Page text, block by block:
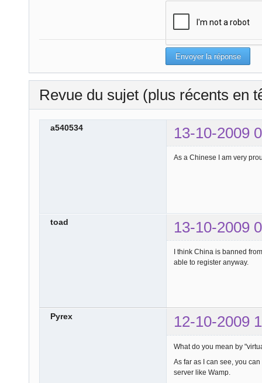
Revue du sujet (plus récents en
a540534 13-10-2009
As a Chinese I am very
toad 13-10-2009
I think China is banned
able to register anyway.
Pyrex 12-10-2009
What do you mean by
As far as I can see, you
server like Wamp.